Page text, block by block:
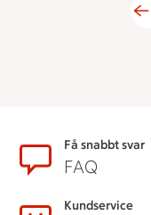
SidfotFå snabbt svar
FAQ
Kundservice